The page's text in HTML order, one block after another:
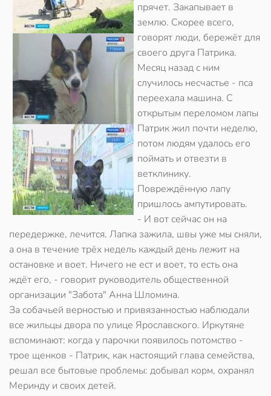
прячет. Закапывает в
землю. Скорее всего,
говорят люди, бережёт для
своего друга Патрика.
Месяц назад с ним
случилось несчастье - пса
переехала машина. С
открытым переломом лапы
Патрик жил почти неделю,
потом людям удалось его
поймать и отвезти в
ветклинику.
Повреждённую лапу
пришлось ампутировать.
- И вот сейчас он на
передержке, лечится. Лапка зажила, швы уже мы сняли,
а она в течение трёх недель каждый день лежит на
остановке и воет. Ничего не ест и воет, то есть она
ждёт его, - говорит руководитель общественной
организации "Забота" Анна Шломина.
За собачьей верностью и привязанностью наблюдали
все жильцы двора по улице Ярославского. Иркутяне
вспоминают: когда у парочки появилось потомство -
трое щенков - Патрик, как настоящий глава семейства,
решал все бытовые проблемы: добывал корм, охранял
Меринду и своих детей.